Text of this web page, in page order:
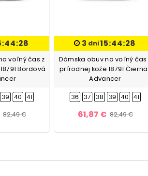
voľný čas z
Bordová
39 40 41
82,49 €
3 dni15:44:27
Dámska obuv na voľný čas
prírodnej kože 18791 Čierna
Advancer
36 37 38 39 40 41
61,87 € 82,49 €